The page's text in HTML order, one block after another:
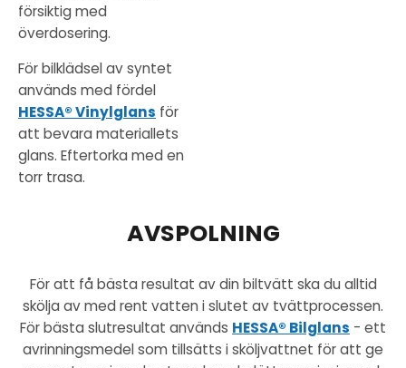
försiktig med
överdosering.
För bilklädsel av syntet
används med fördel
HESSA® Vinylglans för
att bevara materiallets
glans. Eftertorka med en
torr trasa.
AVSPOLNING
För att få bästa resultat av din biltvätt ska du alltid
skölja av med rent vatten i slutet av tvättprocessen.
För bästa slutresultat används HESSA® Bilglans - ett
avrinningsmedel som tillsätts i sköljvattnet för att ge